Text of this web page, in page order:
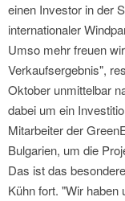
einen Investor in der
internationaler
Umso mehr freuen
Verkaufsergebnis",
Oktober unmittelbar
dabei um ein
Mitarbeiter der
Bulgarien, um die
Das ist das
Kühn fort. "Wir haben